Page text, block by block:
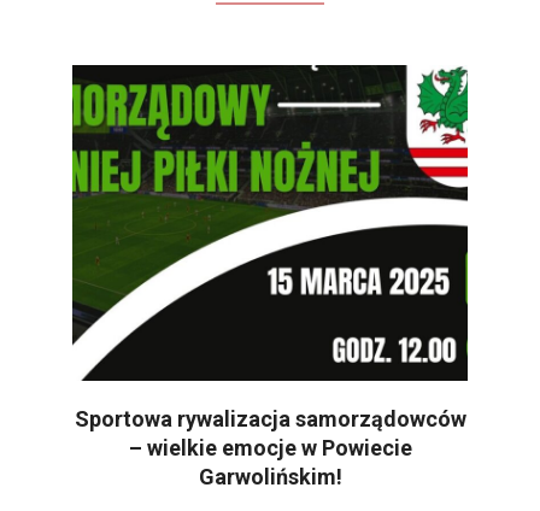
Sportowa rywalizacja samorządowców
– wielkie emocje w Powiecie
Garwolińskim!